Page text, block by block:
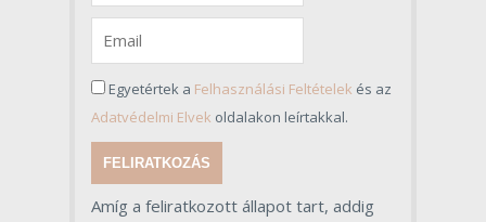
Egyetértek a Felhasználási Feltételek és az
Adatvédelmi Elvek oldalakon leírtakkal.
FELIRATKOZÁS
Amíg a feliratkozott állapot tart, addig